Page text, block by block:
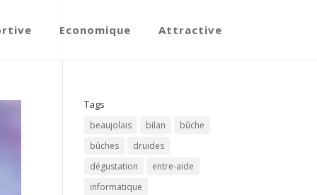
Economique Attractive
Tags
beaujolais bilan
bûche
bûches
druides
dégustation
entre-aide
informatique